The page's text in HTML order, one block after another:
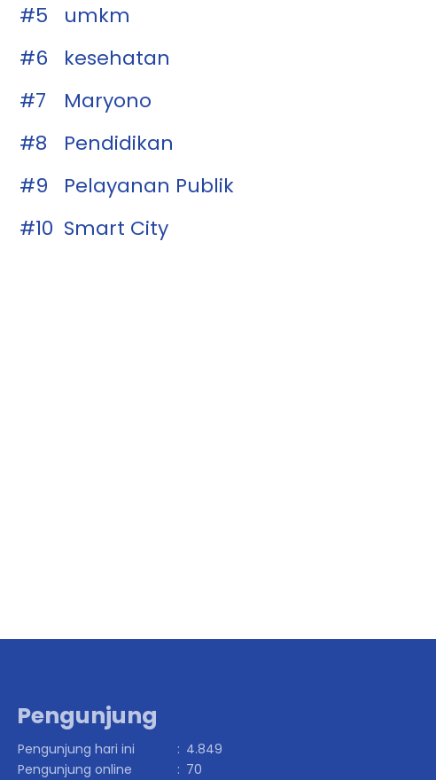
#5
umkm
#6
kesehatan
#7
Maryono
#8
Pendidikan
#9
Pelayanan Publik
#10 Smart City
Pengunjung
Pengunjung hari ini : 4.849
Pengunjung online
: 70